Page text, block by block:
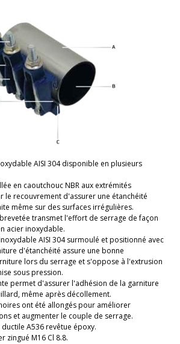
AISI 304 disponible en plusieurs
en caoutchouc NBR aux extrémités
le recouvrement d'assurer une étanchéité
même sur des surfaces irrégulières.
transmet l'effort de serrage de façon
acier inoxydable.
AISI 304 surmoulé et positionné avec
d'étanchéité assure une bonne
lors du serrage et s'oppose à l'extrusion
sous pression.
permet d'assurer l'adhésion de la garniture
même après décollement.
ont été allongés pour améliorer
et augmenter le couple de serrage.
A536 revêtue époxy.
zingué M16 Cl 8.8.